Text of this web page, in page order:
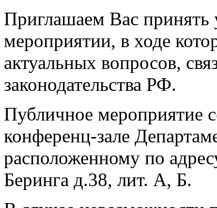
Приглашаем Вас принять
мероприятии, в ходе
актуальных вопросов,
законодательства РФ.
Публичное мероприятие
конференц-зале
расположенному по
Беринга д.38, лит. А, Б.